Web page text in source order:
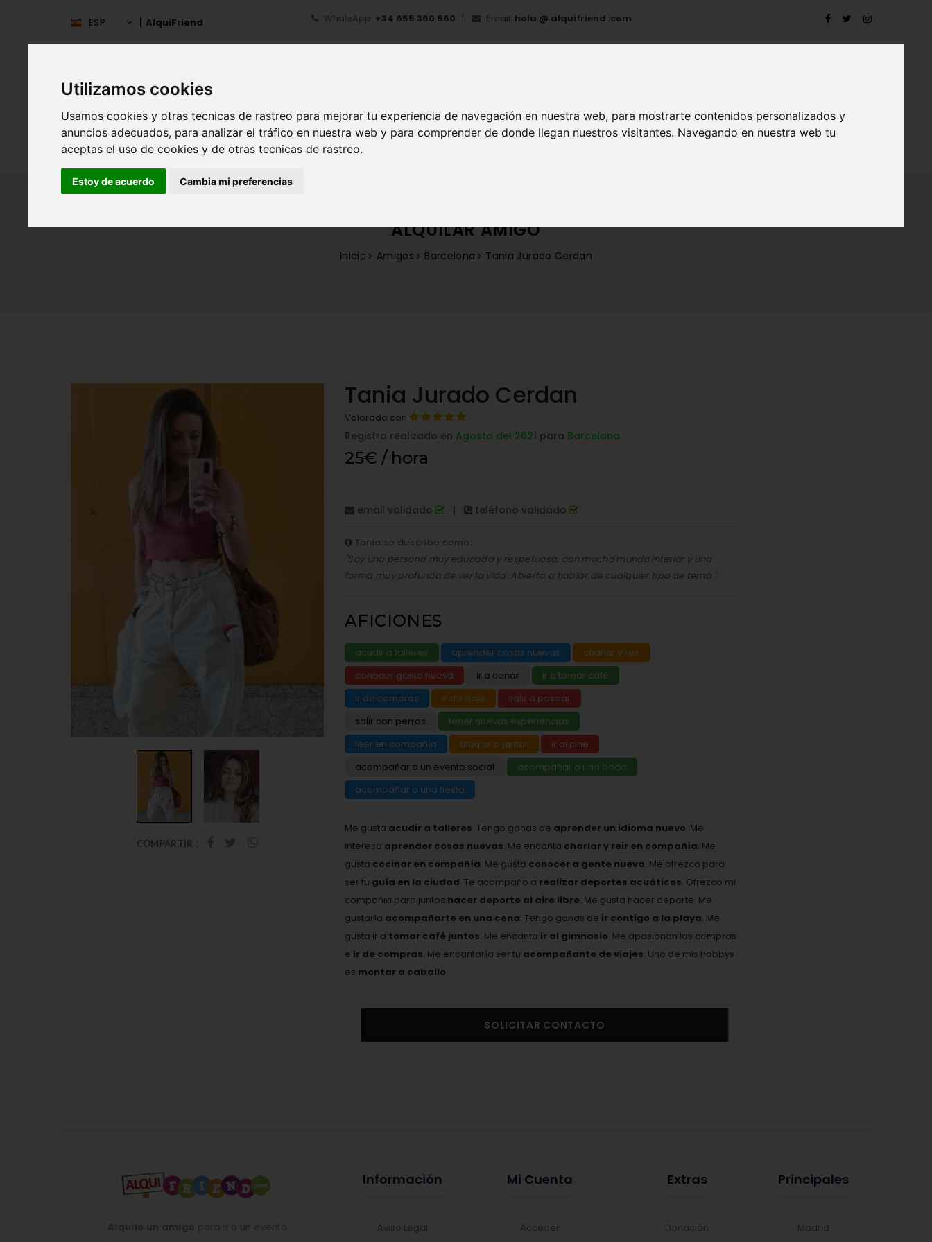
Utilizamos cookies
Usamos cookies y otras tecnicas de rastreo para mejorar tu experiencia de navegación en nuestra web, para mostrarte contenidos personalizados y
anuncios adecuados, para analizar el tráfico en nuestra web y para comprender de donde llegan nuestros visitantes. Navegando en nuestra web tu
aceptas el uso de cookies y de otras tecnicas de rastreo.
Estoy de acuerdo Cambia mi preferencias
ESP AlquiFriend WhatsApp: +34 655 360 560 Email: hola @ alquifriend .com
ESPAÑA INICIO ¿QUÉ ES ALQUIFRIEND?
ALQUILAR AMIGO
Inicio Amigos Barcelona Tania Jurado Cerdan
COMPARTIR :
Tania Jurado Cerdan
Valorado con
Registro realizado en Agosto del 2021 para Barcelona
25€ / hora
email validado | teléfono validado
Tania se describe como:
"Soy una persona muy educada y respetuosa, con mucho mundo interior y una
forma muy profunda de ver la vida. Abierta a hablar de cualquier tipo de tema."
AFICIONES
acudir a talleres aprender cosas nuevas
charlar y reir
conocer gente nueva
ir a cenar
ir a tomar café
ir de compras
ir de viaje
salir a pasear
salir con perros
tener nuevas experiencias
leer en compañía
dibujar o pintar
ir al cine
acompañar a un evento social
acompañar a una boda
acompañar a una fiesta
Me gusta acudir a talleres. Tengo ganas de aprender un idioma nuevo. Me
interesa aprender cosas nuevas. Me encanta charlar y reir en compañía. Me
gusta cocinar en compañía. Me gusta conocer a gente nueva. Me ofrezco para
ser tu guía en la ciudad. Te acompaño a realizar deportes acuáticos. Ofrezco mi
compañia para juntos hacer deporte al aire libre. Me gusta hacer deporte. Me
gustaría acompañarte en una cena. Tengo ganas de ir contigo a la playa. Me
gusta ir a tomar café juntos. Me encanta ir al gimnasio. Me apasionan las compras
e ir de compras. Me encantaría ser tu acompañante de viajes. Uno de mis hobbys
es montar a caballo.
SOLICITAR CONTACTO
Información
Aviso Legal
Mi Cuenta
Acceder
Extras
Donación
Principales
Madrid